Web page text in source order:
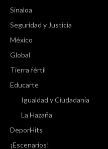
Sinaloa
Seguridad y Justicia
México
Global
Tierra fértil
Educarte
Igualdad y Ciudadanía
La Hazaña
DeporHits
¡Escenarios!